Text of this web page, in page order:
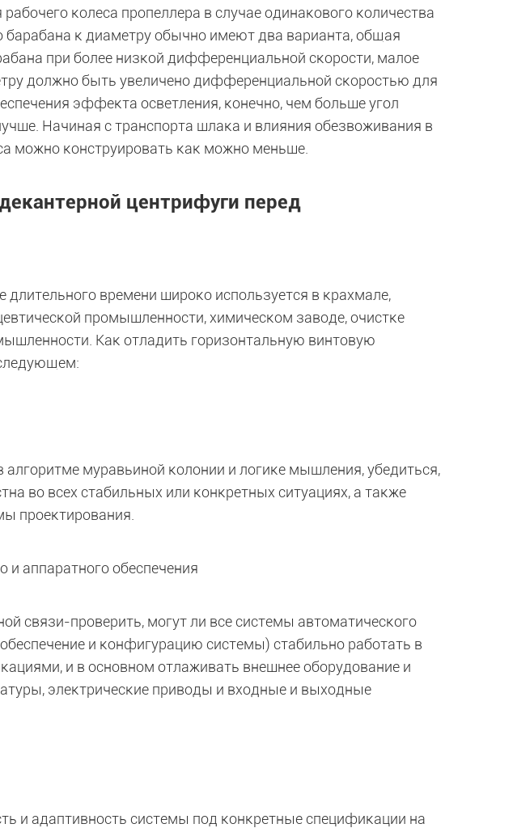
колеса пропеллера в случае одинакового количества
к диаметру обычно имеют два варианта, общая
при более низкой дифференциальной скорости, малое
должно быть увеличено дифференциальной скоростью для
эффекта осветления, конечно, чем больше угол
Начиная с транспорта шлака и влияния обезвоживания в
можно конструировать как можно меньше.
центрифуги перед
длительного времени широко используется в крахмале,
промышленности, химическом заводе, очистке
Как отладить горизонтальную винтовую
муравьиной колонии и логике мышления, убедиться,
во всех стабильных или конкретных ситуациях, а также
проектирования.
аппаратного обеспечения
связи-проверить, могут ли все системы автоматического
и конфигурацию системы) стабильно работать в
и в основном отлаживать внешнее оборудование и
электрические приводы и входные и выходные
и адаптивность системы под конкретные спецификации на